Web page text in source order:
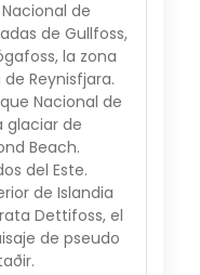
de
de Gullfoss,
la zona
Reynisfjara.
Nacional de
glaciar de
Beach.
del Este.
de Islandia
Dettifoss, el
de pseudo